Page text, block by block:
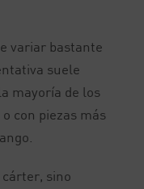
variar bastante
suele
mayoría de los
con piezas más
cárter, sino